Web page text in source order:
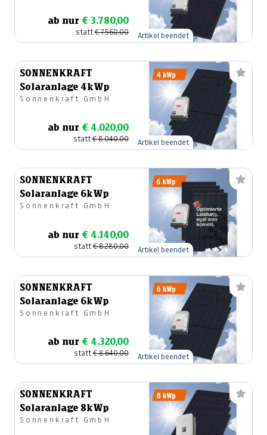
ab nur € 3.780,00
statt€ 7.560,00 Artikel beendet
SONNENKRAFT
Solaranlage 4kWp
Sonnenkraft GmbH
ab nur € 4.020,00
statt€ 8.040,00 Artikel beendet
SONNENKRAFT
Solaranlage 6kWp
Sonnenkraft GmbH
ab nur € 4.140,00
statt€ 8.280,00 Artikel beendet
SONNENKRAFT
Solaranlage 6kWp
Sonnenkraft GmbH
ab nur € 4.320,00
statt€ 8.640,00 Artikel beendet
SONNENKRAFT
Solaranlage 8kWp
Sonnenkraft GmbH